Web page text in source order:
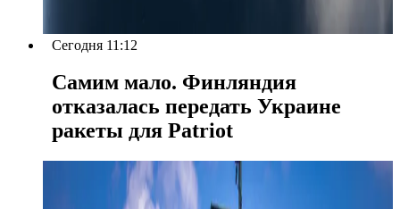
Сегодня 11:12
Самим мало. Финляндия
отказалась передать Украине
ракеты для Patriot